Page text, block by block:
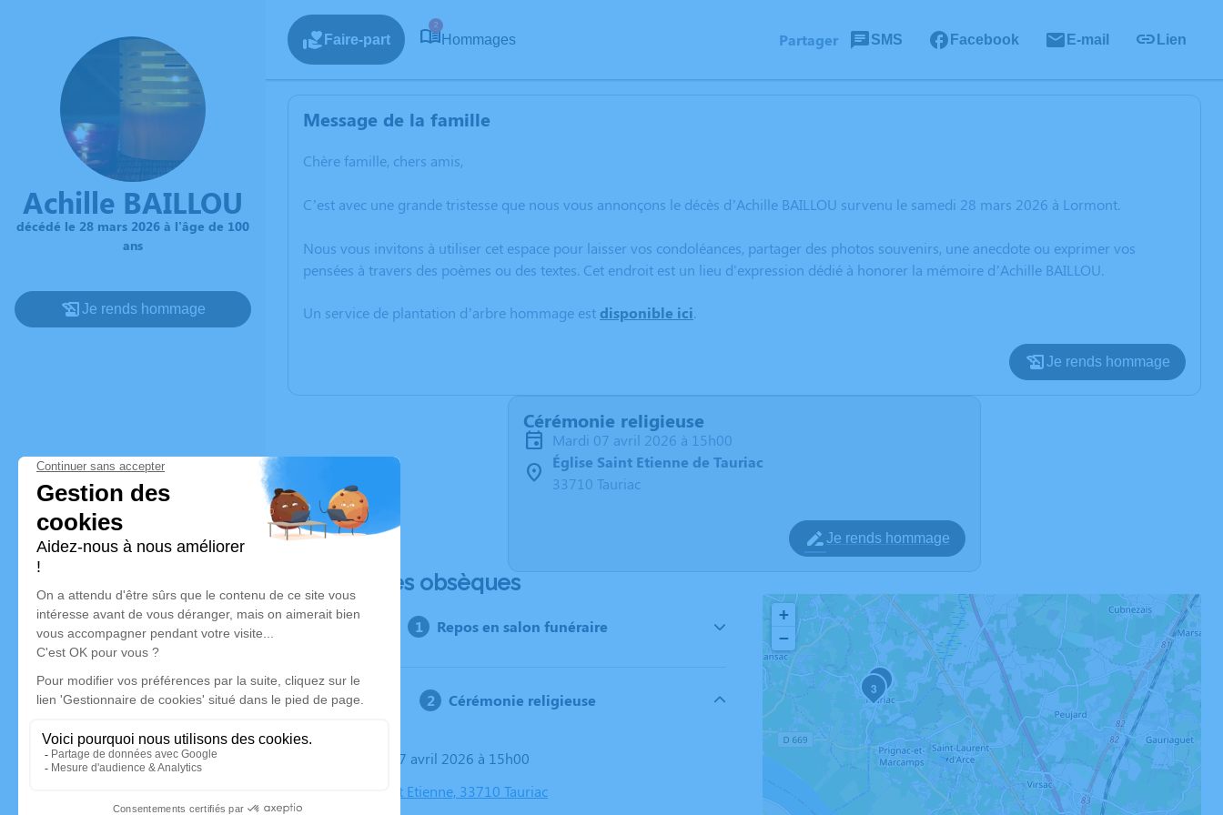
Achille BAILLOU
décédé le 28 mars 2026 à l'âge de 100
ans
Je rends hommage
Faire-part
2
Hommages Partager SMS Facebook E-mail Lien
Message de la famille
Chère famille, chers amis,
C’est avec une grande tristesse que nous vous annonçons le décès d’Achille BAILLOU survenu le samedi 28 mars 2026 à Lormont.
Nous vous invitons à utiliser cet espace pour laisser vos condoléances, partager des photos souvenirs, une anecdote ou exprimer vos
pensées à travers des poèmes ou des textes. Cet endroit est un lieu d'expression dédié à honorer la mémoire d’Achille BAILLOU.
Un service de plantation d’arbre hommage est disponible ici.
Je rends hommage
Cérémonie religieuse
mardi 07 avril 2026 à 15h00
Église Saint Etienne de Tauriac
33710 Tauriac
Je rends hommage
Déroulé des obsèques
Repos en salon funéraire
Cérémonie religieuse
Le mardi 07 avril 2026 à 15h00
Église Saint Etienne, 33710 Tauriac
2
3
+
−